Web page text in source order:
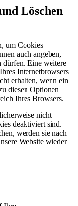
Löschen
um Cookies
auch angeben,
dürfen. Eine weitere
Internetbrowsers
erhalten, wenn ein
diesen Optionen
Ihres Browsers.
nicht
deaktiviert sind.
werden sie nach
Website wieder